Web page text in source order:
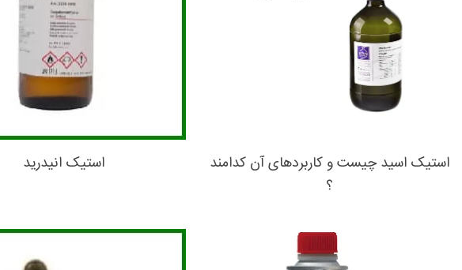
استیک اسید چیست و کاربردهای آن کدامند
؟
استیک انیدرید